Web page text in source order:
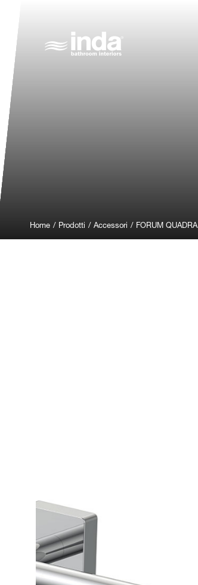
Home / Prodotti / Accessori / FORUM QUADRA